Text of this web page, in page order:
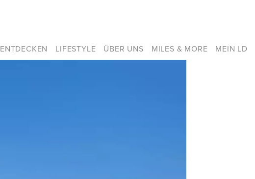
ENTDECKEN LIFESTYLE ÜBER UNS MILES & MORE MEIN LD